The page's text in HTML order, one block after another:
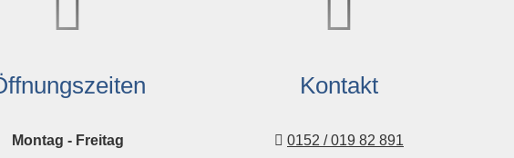
Montag - Freitag
Kontakt
0152 / 019 82 891